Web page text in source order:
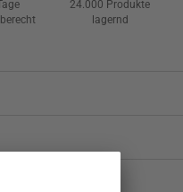
24.000 Produkte
lagernd